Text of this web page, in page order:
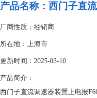
产品名称： 西门子直
厂商性质：经销商
所在地：上海市
更新时间：2025-03-10
产品简介：
西门子直流调速器装置上电报